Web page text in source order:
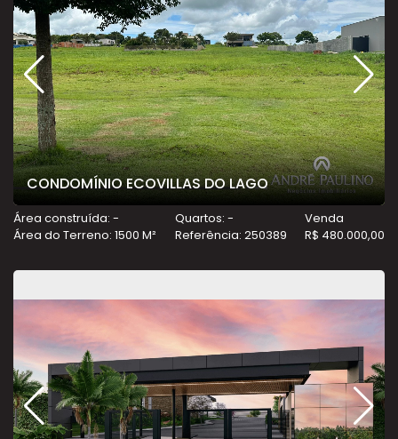
CONDOMÍNIO ECOVILLAS DO LAGO
Área construída: -
Área do Terreno: 1500 M²
Quartos: -
Referência: 250389
Venda
R$ 480.000,00